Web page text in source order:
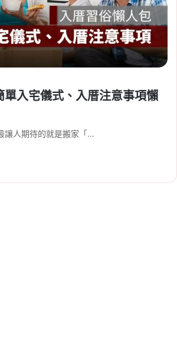
單入宅儀式、入厝注意事項懶
讓人期待的就是搬家「…